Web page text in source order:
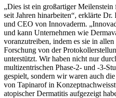
„Dies ist ein großartiger
seit Jahren hinarbeiten“, erklärte
und CEO von Innovaderm.
und kann Unternehmen wie
voranzutreiben, indem es sie in
Forschung von der
unterstützt. Wir haben nicht nur
multizentrischen Phase-2- und -3-
gespielt, sondern wir waren auch
von Tapinarof in
atopischer Dermatitis aufgezeigt